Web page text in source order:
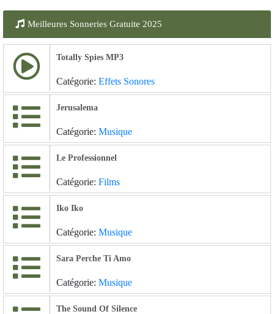
Meilleures Sonneries Gratuite 2025
Totally Spies MP3
Catégorie: Effets Sonores
Jerusalema
Catégorie: Musique
Le Professionnel
Catégorie: Films
Iko Iko
Catégorie: Musique
Sara Perche Ti Amo
Catégorie: Musique
The Sound Of Silence